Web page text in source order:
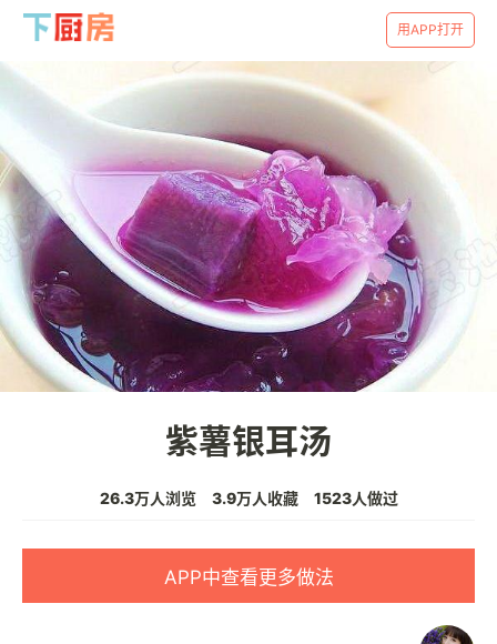
用APP打开
紫薯银耳汤
26.3万人浏览 3.9万人收藏 1523人做过
APP中查看更多做法